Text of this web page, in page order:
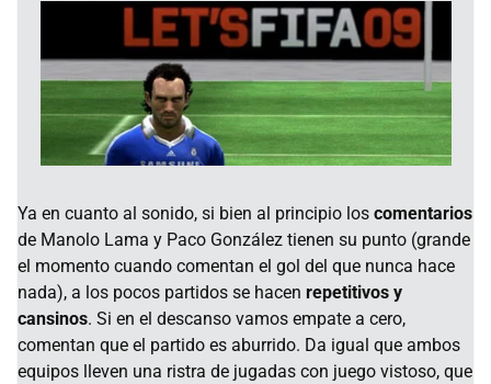
Ya en cuanto al sonido, si bien al principio los comentarios
de Manolo Lama y Paco González tienen su punto (grande
el momento cuando comentan el gol del que nunca hace
nada), a los pocos partidos se hacen repetitivos y
cansinos. Si en el descanso vamos empate a cero,
comentan que el partido es aburrido. Da igual que ambos
equipos lleven una ristra de jugadas con juego vistoso, que